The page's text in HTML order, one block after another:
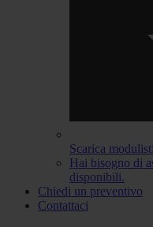
Scarica
Hai bisogno di
disponibili.
Chiedi un preventivo
Contattaci